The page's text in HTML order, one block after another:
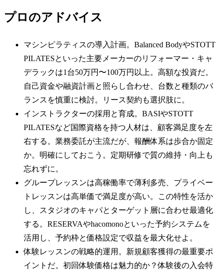
プロのアドバイス
マシンピラティスの導入計画。Balanced BodyやSTOTT
PILATESといった主要メーカーのリフォーマー・キャ
デラックは1台50万円〜100万円以上。高額な投資だ。
自己資金や融資計画と照らし合わせ、台数と種類のバ
ランスを慎重に検討。リース契約も選択肢に。
インストラクターの採用と育成。BASIやSTOTT
PILATESなど国際資格を持つ人材は、顧客満足度を左
右する。業務委託が主流だが、報酬体系は歩合か固定
か。明確にしておこう。定期研修で質の維持・向上も
忘れずに。
グループレッスンは高稼働率で薄利多売、プライベー
トレッスンは高単価で満足度が高い。この特性を活か
し、スタジオのキャパとターゲット層に合わせ最適化
する。RESERVAやhacomonoといった予約システムを
活用し、予約枠と価格設定で収益を最大化せよ。
体験レッスンの戦略的運用。新規顧客獲得の最重要ポ
イントだ。初回体験価格は魅力的か？体験後の入会特